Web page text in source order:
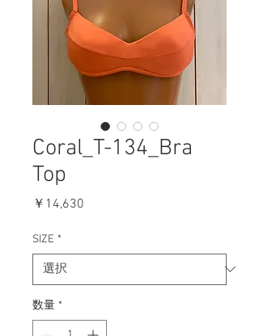
Coral_T-134_Bra
Top
￥14,630
SIZE *
数量 *